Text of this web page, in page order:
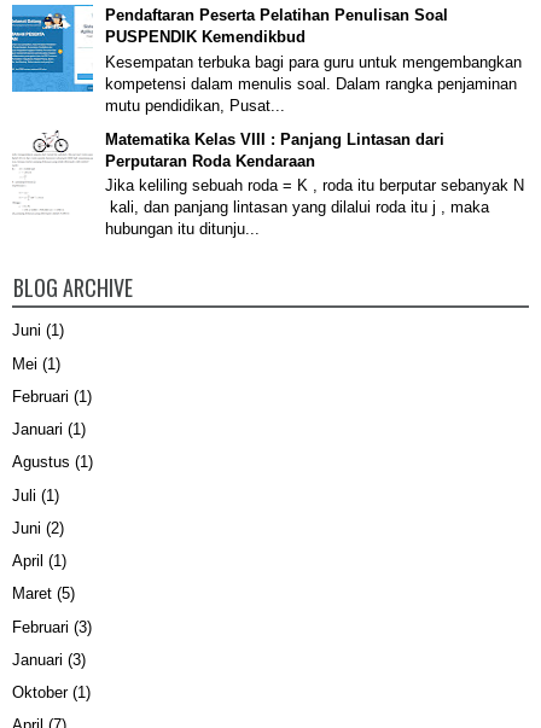
Pendaftaran Peserta Pelatihan Penulisan Soal
PUSPENDIK Kemendikbud
Kesempatan terbuka bagi para guru untuk mengembangkan
kompetensi dalam menulis soal. Dalam rangka penjaminan
mutu pendidikan, Pusat...
Matematika Kelas VIII : Panjang Lintasan dari
Perputaran Roda Kendaraan
Jika keliling sebuah roda = K , roda itu berputar sebanyak N
kali, dan panjang lintasan yang dilalui roda itu j , maka
hubungan itu ditunju...
BLOG ARCHIVE
Juni (1)
Mei (1)
Februari (1)
Januari (1)
Agustus (1)
Juli (1)
Juni (2)
April (1)
Maret (5)
Februari (3)
Januari (3)
Oktober(1)